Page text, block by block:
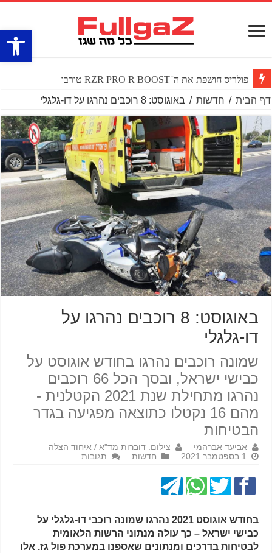
פתח
פולריס חושפת את ה־RZR PRO R BOOST טורבו
דף הבית / חדשות / באוגוסט: 8 רוכבים נהרגו על דו-גלגלי
באוגוסט: 8 רוכבים נהרגו על
דו-גלגלי
שמונה רוכבים נהרגו בחודש אוגוסט על
כבישי ישראל, ובסך הכל 66 רוכבים
נהרגו מתחילת שנת 2021 הקטלנית -
מהם 16 נקטלו כתוצאה מפגיעה בגדר
הבטיחות
אביעד אברהמי
צילום: דוברות מד"א / איחוד הצלה
1 בספטמבר 2021
חדשות תגובות
בחודש אוגוסט 2021 נהרגו שמונה רוכבי דו-גלגלי על
כבישי ישראל – כך עולה מנתוני הרשות הלאומית
לבטיחות בדרכים ומנתונים שאספנו במערכת פול גז. אלו